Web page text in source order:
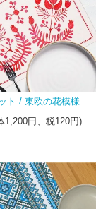
ト / 東欧の花模様
1,200円、税120円)